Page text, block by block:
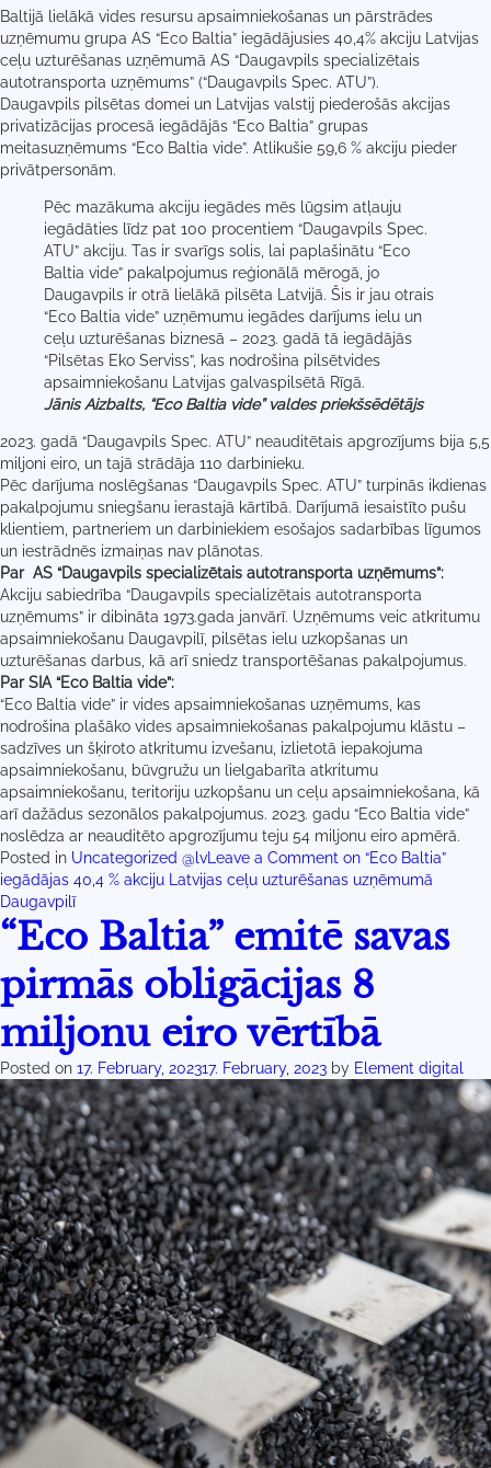
Baltijā lielākā vides resursu apsaimniekošanas un pārstrādes
uzņēmumu grupa AS “Eco Baltia” iegādājusies 40,4% akciju Latvijas
ceļu uzturēšanas uzņēmumā AS “Daugavpils specializētais
autotransporta uzņēmums” (“Daugavpils Spec. ATU”).
Daugavpils pilsētas domei un Latvijas valstij piederošās akcijas
privatizācijas procesā iegādājās “Eco Baltia” grupas
meitasuzņēmums “Eco Baltia vide”. Atlikušie 59,6 % akciju pieder
privātpersonām.
Pēc mazākuma akciju iegādes mēs lūgsim atļauju
iegādāties līdz pat 100 procentiem “Daugavpils Spec.
ATU” akciju. Tas ir svarīgs solis, lai paplašinātu “Eco
Baltia vide” pakalpojumus reģionālā mērogā, jo
Daugavpils ir otrā lielākā pilsēta Latvijā. Šis ir jau otrais
“Eco Baltia vide” uzņēmumu iegādes darījums ielu un
ceļu uzturēšanas biznesā – 2023. gadā tā iegādājās
“Pilsētas Eko Serviss”, kas nodrošina pilsētvides
apsaimniekošanu Latvijas galvaspilsētā Rīgā.
Jānis Aizbalts, “Eco Baltia vide” valdes priekšsēdētājs
2023. gadā “Daugavpils Spec. ATU” neauditētais apgrozījums bija 5,5
miljoni eiro, un tajā strādāja 110 darbinieku.
Pēc darījuma noslēgšanas “Daugavpils Spec. ATU” turpinās ikdienas
pakalpojumu sniegšanu ierastajā kārtībā. Darījumā iesaistīto pušu
klientiem, partneriem un darbiniekiem esošajos sadarbības līgumos
un iestrādnēs izmaiņas nav plānotas.
Par AS “Daugavpils specializētais autotransporta uzņēmums”:
Akciju sabiedrība “Daugavpils specializētais autotransporta
uzņēmums” ir dibināta 1973.gada janvārī. Uzņēmums veic atkritumu
apsaimniekošanu Daugavpilī, pilsētas ielu uzkopšanas un
uzturēšanas darbus, kā arī sniedz transportēšanas pakalpojumus.
Par SIA “Eco Baltia vide”:
“Eco Baltia vide” ir vides apsaimniekošanas uzņēmums, kas
nodrošina plašāko vides apsaimniekošanas pakalpojumu klāstu –
sadzīves un šķiroto atkritumu izvešanu, izlietotā iepakojuma
apsaimniekošanu, būvgružu un lielgabarīta atkritumu
apsaimniekošanu, teritoriju uzkopšanu un ceļu apsaimniekošana, kā
arī dažādus sezonālos pakalpojumus. 2023. gadu “Eco Baltia vide”
noslēdza ar neauditēto apgrozījumu teju 54 miljonu eiro apmērā.
Posted in Uncategorized @lv Leave a Comment on “Eco Baltia”
iegādājas 40,4 % akciju Latvijas ceļu uzturēšanas uzņēmumā
Daugavpilī
“Eco Baltia” emitē savas
pirmās obligācijas 8
miljonu eiro vērtībā
Posted on 17. February, 202317. February, 2023 by Element digital